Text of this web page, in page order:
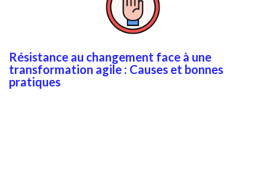
Résistance au changement face à une
transformation agile : Causes et bonnes
pratiques